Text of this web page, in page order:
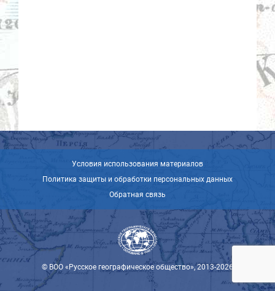
Условия использования материалов
Политика защиты и обработки персональных данных
Обратная связь
© ВОО «Русское географическое общество», 2013-2026